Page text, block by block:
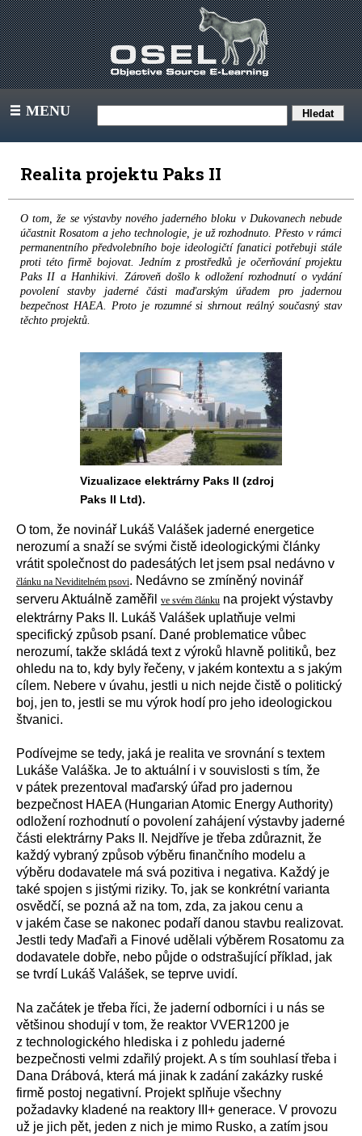
III MENU
Realita projektu Paks II
O tom, že se výstavby nového jaderného bloku v Dukovanech nebude
účastnit Rosatom a jeho technologie, je už rozhodnuto. Přesto v rámci
permanentního předvolebního boje ideologičtí fanatici potřebuji stále
proti této firmě bojovat. Jedním z prostředků je očerňování projektu
Paks II a Hanhikivi. Zároveň došlo k odložení rozhodnutí o vydání
povolení stavby jaderné části maďarským úřadem pro jadernou
bezpečnost HAEA. Proto je rozumné si shrnout reálný současný stav
těchto projektů.
Vizualizace elektrárny Paks II (zdroj
Paks II Ltd).
O tom, že novinář Lukáš Valášek jaderné energetice
nerozumí a snaží se svými čistě ideologickými články
vrátit společnost do padesátých let jsem psal nedávno v
článku na Neviditelném psovi. Nedávno se zmíněný novinář
serveru Aktuálně zaměřil
ve svém článku na projekt výstavby
elektrárny Paks II. Lukáš Valášek uplatňuje velmi
specifický způsob psaní. Dané problematice vůbec
nerozumí, takže skládá text z výroků hlavně politiků, bez
ohledu na to, kdy byly řečeny, v jakém kontextu a s jakým
cílem. Nebere v úvahu, jestli u nich nejde čistě o politický
boj, jen to, jestli se mu výrok hodí pro jeho ideologickou
štvanici.
Podívejme se tedy, jaká je realita ve srovnání s textem
Lukáše Valáška. Je to aktuální i v souvislosti s tím, že
v pátek prezentoval maďarský úřad pro jadernou
bezpečnost HAEA (Hungarian Atomic Energy Authority)
odložení rozhodnutí o povolení zahájení výstavby jaderné
části elektrárny Paks II. Nejdříve je třeba zdůraznit, že
každý vybraný způsob výběru finančního modelu a
výběru dodavatele má svá pozitiva i negativa. Každý je
také spojen s jistými riziky. To, jak se konkrétní varianta
osvědčí, se pozná až na tom, zda, za jakou cenu a
v jakém čase se nakonec podaří danou stavbu realizovat.
Jestli tedy Maďaři a Finové udělali výběrem Rosatomu za
dodavatele dobře, nebo půjde o odstrašující příklad, jak
se tvrdí Lukáš Valášek, se teprve uvidí.
Na začátek je třeba říci, že jaderní odborníci i u nás se
většinou shodují v tom, že reaktor VVER1200 je
z technologického hlediska i z pohledu jaderné
bezpečnosti velmi zdařilý projekt. A s tím souhlasí třeba i
Dana Drábová, která má jinak k zadání zakázky ruské
firmě postoj negativní. Projekt splňuje všechny
požadavky kladené na reaktory III+ generace. V provozu
už je jich pět, jeden z nich je mimo Rusko, a zatím jsou